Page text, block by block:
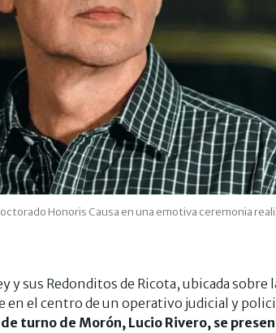
Honoris Causa en una emotiva ceremonia
y sus Redonditos de Ricota, ubicada sobre
el centro de un operativo judicial y
turno de Morón, Lucio Rivero, se